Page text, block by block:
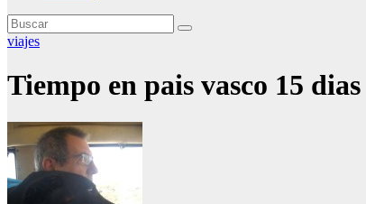
viajes
Tiempo en pais vasco 15 dias